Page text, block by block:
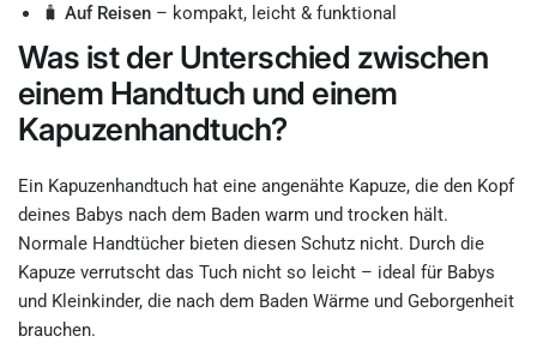
🧳Auf Reisen – kompakt, leicht & funktional
Was ist der Unterschied zwischen
einem Handtuch und einem
Kapuzenhandtuch?
Ein Kapuzenhandtuch hat eine angenähte Kapuze, die den Kopf
deines Babys nach dem Baden warm und trocken hält.
Normale Handtücher bieten diesen Schutz nicht. Durch die
Kapuze verrutscht das Tuch nicht so leicht – ideal für Babys
und Kleinkinder, die nach dem Baden Wärme und Geborgenheit
brauchen.